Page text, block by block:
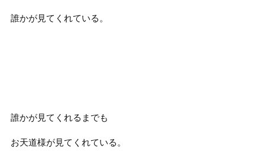
誰かが見てくれている。
誰かが見てくれるまでも
お天道様が見てくれている。